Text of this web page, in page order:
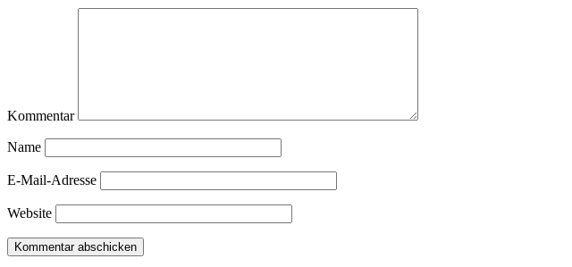
Kommentar
Name
E-Mail-Adresse
Website